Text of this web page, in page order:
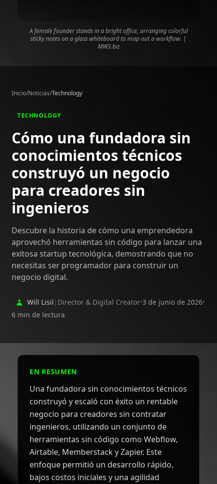
A female founder stands in a bright office, arranging colorful
sticky notes on a glass whiteboard to map out a workflow. |
MW3.biz
Inicio/Noticias/Technology
TECHNOLOGY
Cómo una fundadora sin
conocimientos técnicos
construyó un negocio
para creadores sin
ingenieros
Descubre la historia de cómo una emprendedora
aprovechó herramientas sin código para lanzar una
exitosa startup tecnológica, demostrando que no
necesitas ser programador para construir un
negocio digital.
Will Lisil | Director & Digital Creator•3 de junio de 2026•
6 min de lectura
EN RESUMEN
Una fundadora sin conocimientos técnicos
construyó y escaló con éxito un rentable
negocio para creadores sin contratar
ingenieros, utilizando un conjunto de
herramientas sin código como Webflow,
Airtable, Memberstack y Zapier. Este
enfoque permitió un desarrollo rápido,
bajos costos iniciales y una agilidad